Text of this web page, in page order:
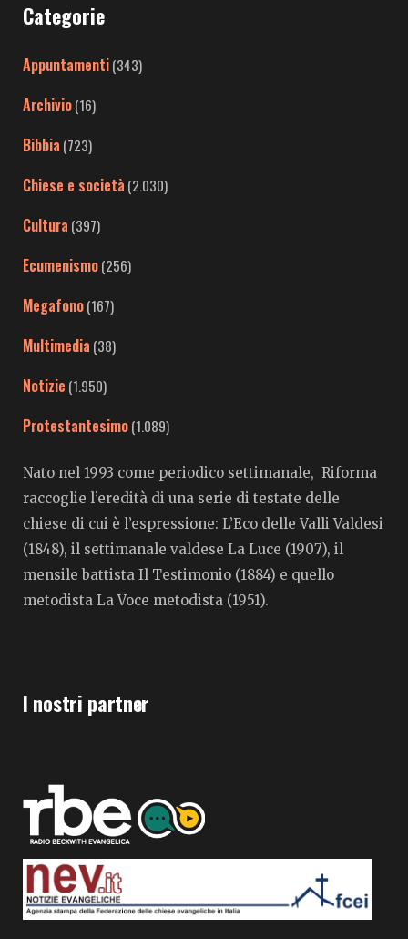
Categorie
Appuntamenti(343)
Archivio(16)
Bibbia (723)
Chiese e società (2.030)
Cultura (397)
Ecumenismo(256)
Megafono(167)
Multimedia (38)
Notizie (1.950)
Protestantesimo(1.089)
Nato nel 1993 come periodico settimanale, Riforma
raccoglie l’eredità di una serie di testate delle
chiese di cui è l’espressione: L’Eco delle Valli Valdesi
(1848), il settimanale valdese La Luce (1907), il
mensile battista Il Testimonio (1884) e quello
metodista La Voce metodista (1951).
I nostri partner